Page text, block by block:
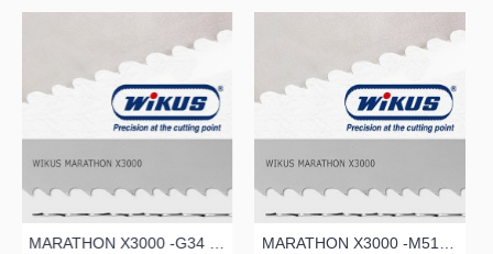
MARATHON X3000 -G34 -M51-ŞERİT TESTERE MARATHON X3000 -M51 -G41 ŞERİT TESTERE